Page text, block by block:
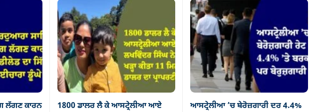
ਲੱਗਣ ਕਾਰਨ
1800 ਡਾਲਰ ਲੈ ਕੇ ਆਸਟ੍ਰੇਲੀਆ ਆਏ
ਆਸਟ੍ਰੇਲੀਆ ’ਚ ਬੇਰੋਜ਼ਗਾਰੀ ਦਰ 4.4%